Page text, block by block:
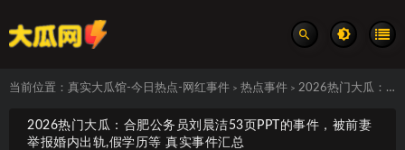
当前位置： 真实大瓜馆-今日热点-网红事件 > 热点事件 > 2026热门大瓜：合肥公务员刘晨洁53页PPT的事件，被前妻举报婚内出轨,假学历等 真实事件汇总
2026热门大瓜：合肥公务员刘晨洁53页PPT的事件，被前妻
举报婚内出轨,假学历等 真实事件汇总